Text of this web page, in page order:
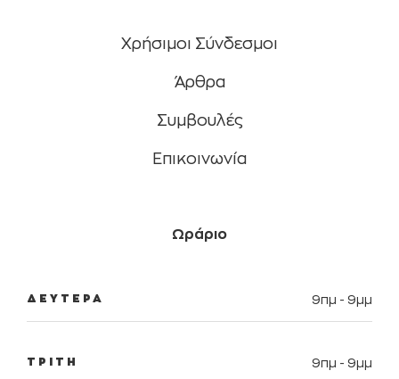
Χρήσιμοι Σύνδεσμοι
Άρθρα
Συμβουλές
Eπικοινωνία
Ωράριο
ΔΕΥΤΕΡΑ 9πμ - 9μμ
ΤΡΙΤΗ 9πμ - 9μμ